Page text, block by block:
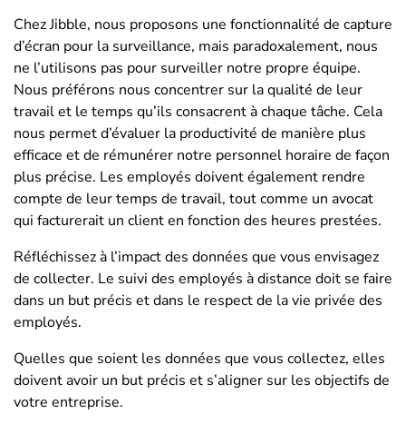
Chez Jibble, nous proposons une fonctionnalité de capture
d’écran pour la surveillance, mais paradoxalement, nous
ne l’utilisons pas pour surveiller notre propre équipe.
Nous préférons nous concentrer sur la qualité de leur
travail et le temps qu’ils consacrent à chaque tâche. Cela
nous permet d’évaluer la productivité de manière plus
efficace et de rémunérer notre personnel horaire de façon
plus précise. Les employés doivent également rendre
compte de leur temps de travail, tout comme un avocat
qui facturerait un client en fonction des heures prestées.
Réfléchissez à l’impact des données que vous envisagez
de collecter. Le suivi des employés à distance doit se faire
dans un but précis et dans le respect de la vie privée des
employés.
Quelles que soient les données que vous collectez, elles
doivent avoir un but précis et s’aligner sur les objectifs de
votre entreprise.